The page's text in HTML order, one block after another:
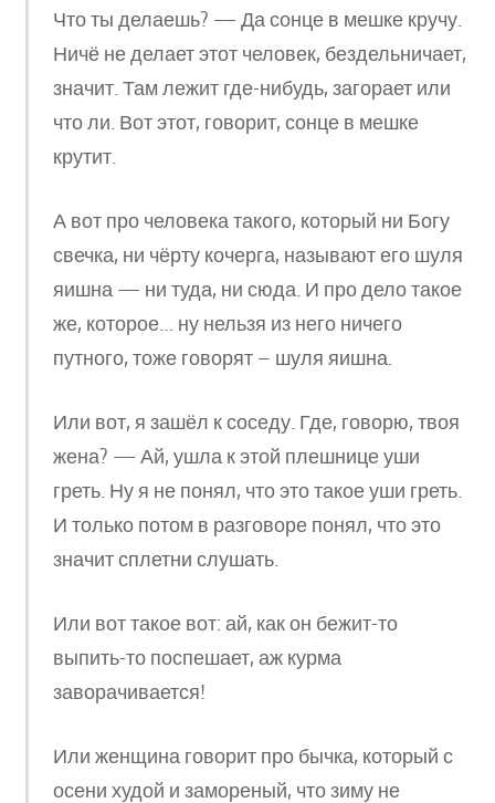
Что ты делаешь? — Да сонце в мешке кручу.
Ничё не делает этот человек, бездельничает,
значит. Там лежит где-нибудь, загорает или
что ли. Вот этот, говорит, сонце в мешке
крутит.
А вот про человека такого, который ни Богу
свечка, ни чёрту кочерга, называют его шуля
яишна — ни туда, ни сюда. И про дело такое
же, которое… ну нельзя из него ничего
путного, тоже говорят – шуля яишна.
Или вот, я зашёл к соседу. Где, говорю, твоя
жена? — Ай, ушла к этой плешнице уши
греть. Ну я не понял, что это такое уши греть.
И только потом в разговоре понял, что это
значит сплетни слушать.
Или вот такое вот: ай, как он бежит-то
выпить-то поспешает, аж курма
заворачивается!
Или женщина говорит про бычка, который с
осени худой и замореный, что зиму не